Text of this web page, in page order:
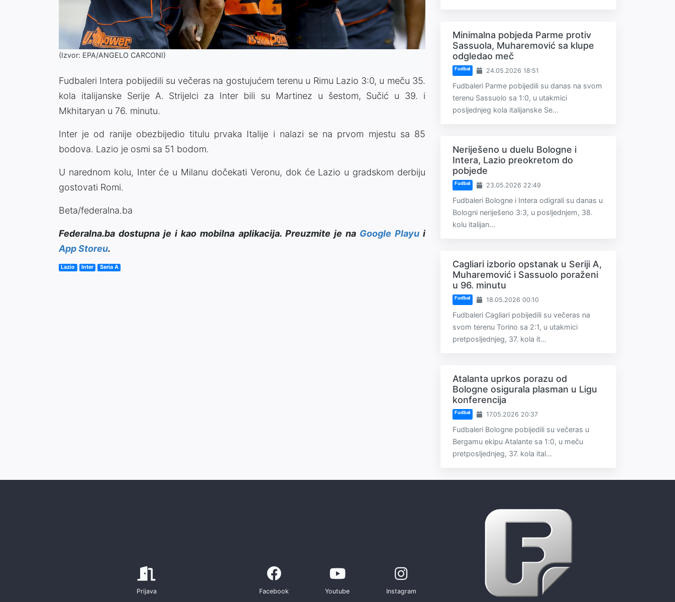
(Izvor: EPA/ANGELO CARCONI)
Fudbaleri Intera pobijedili su večeras na gostujućem terenu u Rimu Lazio 3:0, u meču 35.
kola italijanske Serije A. Strijelci za Inter bili su Martinez u šestom, Sučić u 39. i
Mkhitaryan u 76. minutu.
Inter je od ranije obezbijedio titulu prvaka Italije i nalazi se na prvom mjestu sa 85
bodova. Lazio je osmi sa 51 bodom.
U narednom kolu, Inter će u Milanu dočekati Veronu, dok će Lazio u gradskom derbiju
gostovati Romi.
Beta/federalna.ba
Federalna.ba dostupna je i kao mobilna aplikacija. Preuzmite je na Google Playui
App Storeu.
Lazio Inter Seria A
Minimalna pobjeda Parme protiv
Sassuola, Muharemović sa klupe
odgledao meč
Fudbal 24.05.2026 18:51
Fudbaleri Parme pobijedili su danas na svom
terenu Sassuolo sa 1:0, u utakmici
posljednjeg kola italijanske Se...
Neriješeno u duelu Bologne i
Intera, Lazio preokretom do
pobjede
Fudbal 23.05.2026 22:49
Fudbaleri Bologne i Intera odigrali su danas u
Bologni neriješeno 3:3, u posljednjem, 38.
kolu italijan...
Cagliari izborio opstanak u Seriji A,
Muharemović i Sassuolo poraženi
u 96. minutu
Fudbal 18.05.2026 00:10
Fudbaleri Cagliari pobijedili su večeras na
svom terenu Torino sa 2:1, u utakmici
pretposljednjeg, 37. kola it...
Atalanta uprkos porazu od
Bologne osigurala plasman u Ligu
konferencija
Fudbal 17.05.2026 20:37
Fudbaleri Bologne pobijedili su večeras u
Bergamu ekipu Atalante sa 1:0, u meču
pretposljednjeg, 37. kola ital...
Prijava Facebook Youtube Instagram